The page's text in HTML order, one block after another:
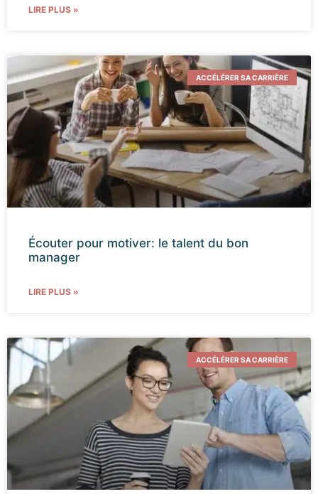
LIRE PLUS »
ACCÉLÉRER SA CARRIÈRE
Écouter pour motiver: le talent du bon
manager
LIRE PLUS »
ACCÉLÉRER SA CARRIÈRE